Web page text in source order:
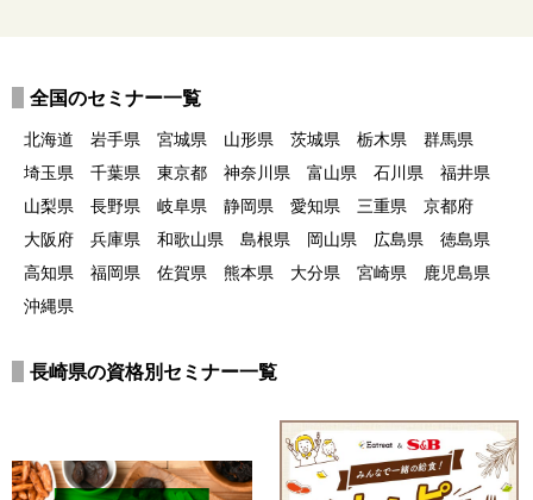
全国のセミナー一覧
北海道 岩手県 宮城県 山形県 茨城県 栃木県
群馬県
埼玉県
千葉県 東京都 神奈川県 富山県 石川県
福井県
山梨県
長野県 岐阜県 静岡県 愛知県 三重県
京都府
大阪府
兵庫県 和歌山県 島根県 岡山県 広島県
徳島県
高知県
福岡県 佐賀県 熊本県 大分県 宮崎県
鹿児島県
沖縄県
長崎県の資格別セミナー一覧